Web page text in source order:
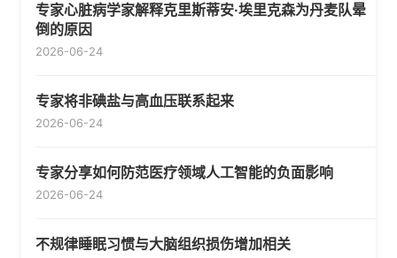
专家心脏病学家解释克里斯蒂安·埃里克森为丹麦队晕
倒的原因
2026-06-24
专家将非碘盐与高血压联系起来
2026-06-24
专家分享如何防范医疗领域人工智能的负面影响
2026-06-24
不规律睡眠习惯与大脑组织损伤增加相关